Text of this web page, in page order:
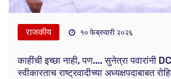
राजकीय १० फेब्रुवारी २०२६
काहींची इच्छा नाही, पण.... सुनेत्रा पवारांनी
स्वीकारताच राष्ट्रवादीच्या अध्यक्षपदाबाबत